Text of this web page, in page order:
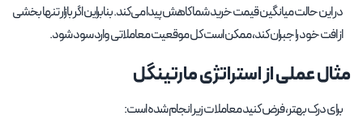
در این حالت میانگین قیمت خرید شما کاهش پیدا می‌کند. بنابراین اگر بازار تنها بخشی
از افت خود را جبران کند، ممکن است کل موقعیت معاملاتی وارد سود شود.
مثال عملی از استراتژی مارتینگل
برای درک بهتر، فرض کنید معاملات زیر انجام شده است: